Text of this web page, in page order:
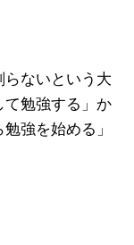
ないという大
て勉強する」か
強を始める」